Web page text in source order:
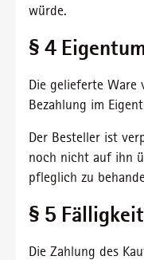
würde.
§ 4
Die gelieferte Ware
Bezahlung im
Der Besteller ist
noch nicht auf ihn
pfleglich zu
§ 5
Die Zahlung des